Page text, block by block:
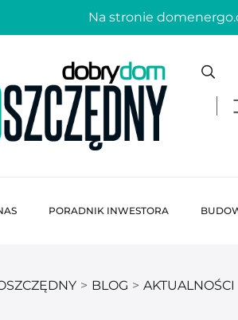
Na stronie
PORADNIK INWESTORA
> BLOG > AKTUALNOŚCI